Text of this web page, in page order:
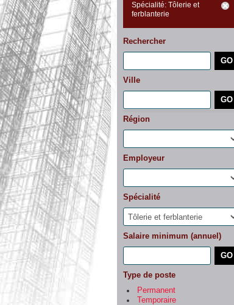
Spécialité: Tôlerie et
ferblanterie
Rechercher
Ville
Région
Employeur
Spécialité
Salaire minimum (annuel)
Type de poste
Permanent
Temporaire